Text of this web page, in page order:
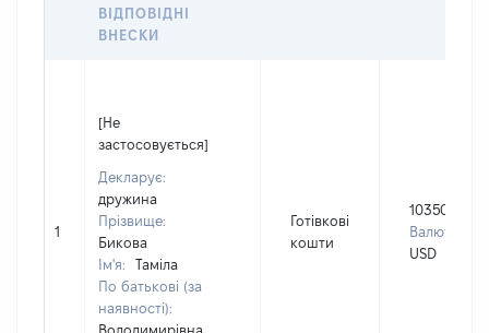
ВІДПОВІДНІ
ВНЕСКИ
1
[Не
застосовується]
Декларує:
дружина
Прізвище:
Бикова
Ім'я:
Таміла
По батькові (за
наявності):
Володимирівна
Готівкові
кошти
103500
Валюта:
USD